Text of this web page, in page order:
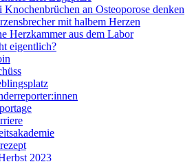
Knochenbrüchen an Osteoporose denken
mit halbem Herzen
Herzkammer aus dem Labor
eigentlich?
2023